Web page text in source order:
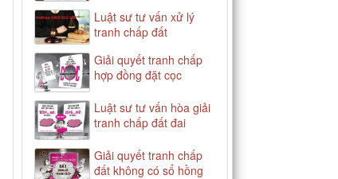
Luật sư tư vấn xử lý
tranh chấp đất
Giải quyết tranh chấp
hợp đồng đặt cọc
Luật sư tư vấn hòa giải
tranh chấp đất đai
Giải quyết tranh chấp
đất không có sổ hồng